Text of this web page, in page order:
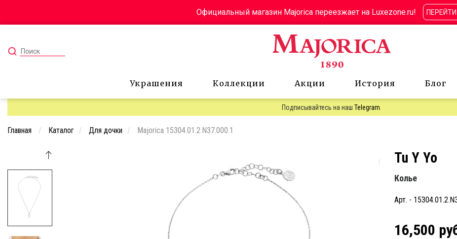
Официальный магазин Majorica переезжает на Luxezone.ru!
Украшения Коллекции Акции История Блог
Подписывайтесь на наш Telegram
Главная Каталог Для дочки Majorica 15304.01.2.N37.000.1
Tu Y Yo
Колье
Арт. -
16,500